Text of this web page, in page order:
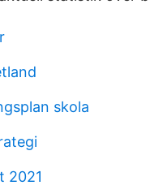
skola
2021